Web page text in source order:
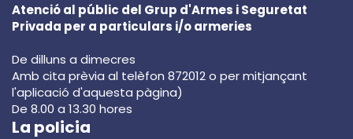
Atenció al públic del Grup d'Armes i Seguretat
Privada per a particulars i/o armeries
De dilluns a dimecres
Amb cita prèvia al telèfon 872012 o per mitjançant
l'aplicació d'aquesta pàgina)
De 8.00 a 13.30 hores
La policia